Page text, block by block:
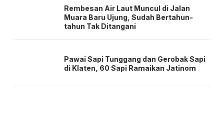
Rembesan Air Laut Muncul di Jalan
Muara Baru Ujung, Sudah Bertahun-
tahun Tak Ditangani
Pawai Sapi Tunggang dan Gerobak Sapi
di Klaten, 60 Sapi Ramaikan Jatinom